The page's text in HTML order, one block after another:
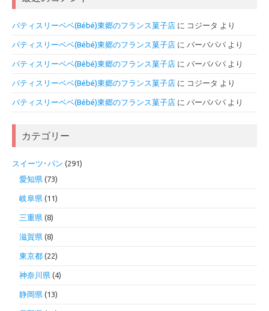
パティスリーベベ(Bébé)東郷のフランス菓子店 に コジータ より
パティスリーベベ(Bébé)東郷のフランス菓子店 に バーバパパ より
パティスリーベベ(Bébé)東郷のフランス菓子店 に バーバパパ より
パティスリーベベ(Bébé)東郷のフランス菓子店 に コジータ より
パティスリーベベ(Bébé)東郷のフランス菓子店 に バーバパパ より
カテゴリー
スイーツ･パン (291)
愛知県 (73)
岐阜県 (11)
三重県 (8)
滋賀県 (8)
東京都 (22)
神奈川県 (4)
静岡県 (13)